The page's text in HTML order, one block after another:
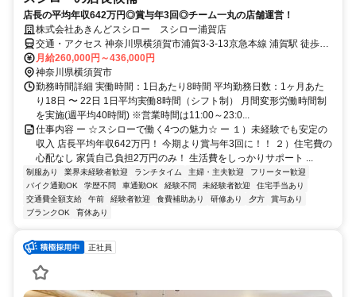
店長の平均年収642万円◎賞与年3回◎チーム一丸の店舗運営！
株式会社あきんどスシロー スシロー浦賀店
交通・アクセス 神奈川県横須賀市浦賀3-3-13京急本線 浦賀駅 徒歩5
分
月給260,000円～436,000円
神奈川県横須賀市
勤務時間詳細 実働時間：1日あたり8時間 平均勤務日数：1ヶ月あた
り18日 〜 22日 1日平均実働8時間（シフト制） 月間変形労働時間制
を実施(週平均40時間) ※営業時間は11:00～23:0...
仕事内容 ー ☆スシローで働く4つの魅力☆ ー １）未経験でも安定の
収入 店長平均年収642万円！ 今期より賞与年3回に！！ ２）住宅費の
心配なし 家賃自己負担2万円のみ！ 生活費をしっかりサポート ...
制服あり 業界未経験者歓迎 ランチタイム 主婦・主夫歓迎
フリーター歓迎
バイク通勤OK
学歴不問 車通勤OK 経験不問 未経験者歓迎
住宅手当あり
交通費全額支給
午前 経験者歓迎 食費補助あり 研修あり 夕方
賞与あり
ブランクOK
育休あり
正社員